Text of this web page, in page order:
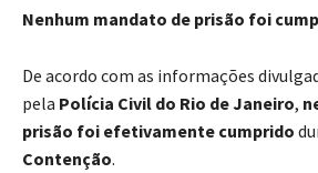
Nenhum mandato de prisão foi
De acordo com as informações
pela Polícia Civil do Rio de Janeiro,
prisão foi efetivamente cumprido
Contenção.